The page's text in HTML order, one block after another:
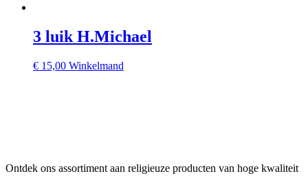
3 luik H.Michael
€ 15,00 Winkelmand
Ontdek ons assortiment aan religieuze producten van hoge kwaliteit